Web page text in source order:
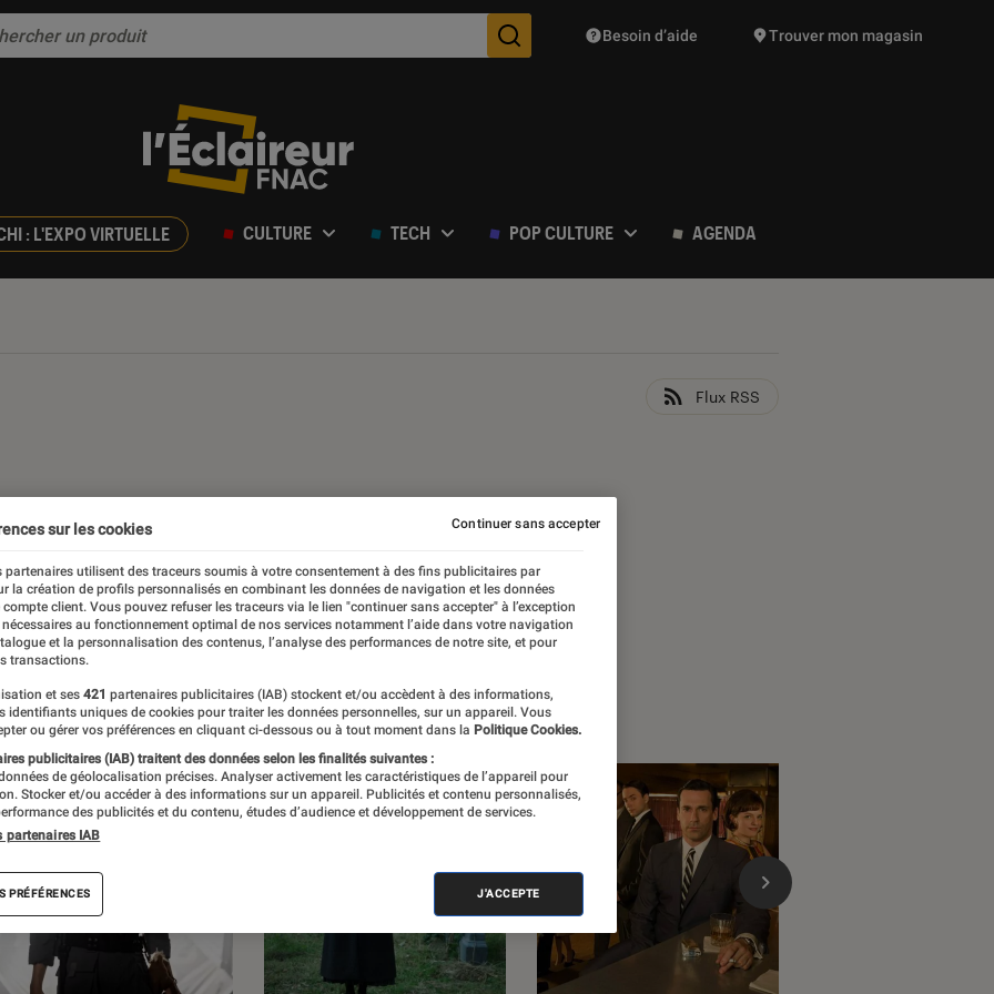
Des suggestions de produits vont vous être proposées
Besoin d’aide Trouver mon magasin
: L'EXPO VIRTUELLE CULTURE TECH POP CULTURE AGENDA
Flux RSS
Fnac. Découvrez les sorties, des
des critiques, mais aussi des
des enquêtes.
sur les cookies
partenaires utilisent des traceurs soumis à votre consentement à des fins publicitaires par
la création de profils personnalisés en combinant les données de navigation et les données
compte client. Vous pouvez refuser les traceurs via le lien "continuer sans accepter" à l’exception
au fonctionnement optimal de nos services notamment l’aide dans votre navigation
et la personnalisation des contenus, l’analyse des performances de notre site, et pour
transactions.
et ses 421 partenaires publicitaires (IAB) stockent et/ou accèdent à des informations,
identifiants uniques de cookies pour traiter les données personnelles, sur un appareil. Vous
ou gérer vos préférences en cliquant ci-dessous ou à tout moment dans la Politique Cookies.
publicitaires (IAB) traitent des données selon les finalités suivantes :
de géolocalisation précises. Analyser activement les caractéristiques de l’appareil pour
Stocker et/ou accéder à des informations sur un appareil. Publicités et contenu personnalisés,
des publicités et du contenu, études d’audience et développement de services.
partenaires IAB
PRÉFÉRENCES J'ACCEPTE
Continuer sans accepter